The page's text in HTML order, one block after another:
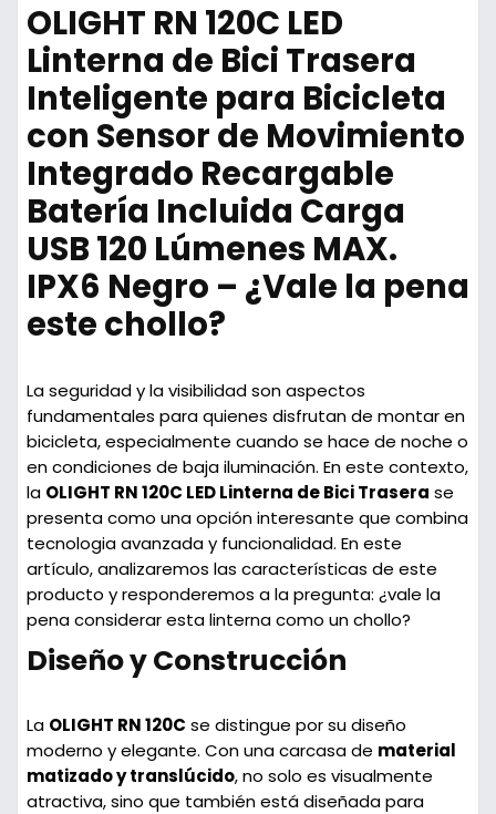
OLIGHT RN 120C LED
Linterna de Bici Trasera
Inteligente para Bicicleta
con Sensor de Movimiento
Integrado Recargable
Batería Incluida Carga
USB 120 Lúmenes MAX.
IPX6 Negro – ¿Vale la pena
este chollo?
La seguridad y la visibilidad son aspectos
fundamentales para quienes disfrutan de montar en
bicicleta, especialmente cuando se hace de noche o
en condiciones de baja iluminación. En este contexto,
la OLIGHT RN 120C LED Linterna de Bici Trasera se
presenta como una opción interesante que combina
tecnologia avanzada y funcionalidad. En este
artículo, analizaremos las características de este
producto y responderemos a la pregunta: ¿vale la
pena considerar esta linterna como un chollo?
Diseño y Construcción
La OLIGHT RN 120C se distingue por su diseño
moderno y elegante. Con una carcasa de material
matizado y translúcido, no solo es visualmente
atractiva, sino que también está diseñada para